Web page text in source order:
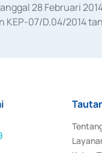
28 Februari
KEP-07/D.04/2014